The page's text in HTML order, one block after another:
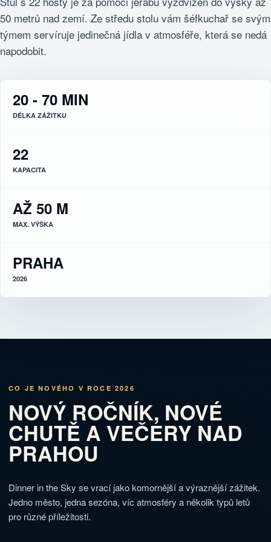
50 metrů nad zemí. Ze středu stolu vám šéfkuchař se svým
týmem servíruje jedinečná jídla v atmosféře, která se nedá
napodobit.
20 - 70 MIN
DÉLKA ZÁŽITKU
22
KAPACITA
AŽ 50 M
MAX. VÝŠKA
PRAHA
2026
CO JE NOVÉHO V ROCE 2026
NOVÝ ROČNÍK, NOVÉ
CHUTĚ A VEČERY NAD
PRAHOU
Dinner in the Sky se vrací jako komornější a výraznější zážitek.
Jedno město, jedna sezóna, víc atmosféry a několik typů letů
pro různé příležitosti.